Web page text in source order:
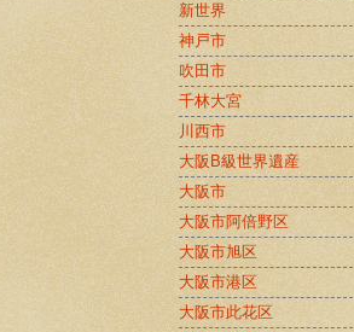
新世界
神戸市
吹田市
千林大宮
川西市
大阪B級世界遺産
大阪市
大阪市阿倍野区
大阪市旭区
大阪市港区
大阪市此花区